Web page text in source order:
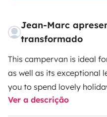
Jean-Marc
transformado
This campervan is ideal
as well as its exceptional
you to spend lovely
good autonomy.
with us during your trip,
Ver a descrição